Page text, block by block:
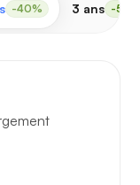
-40% 3 ans -